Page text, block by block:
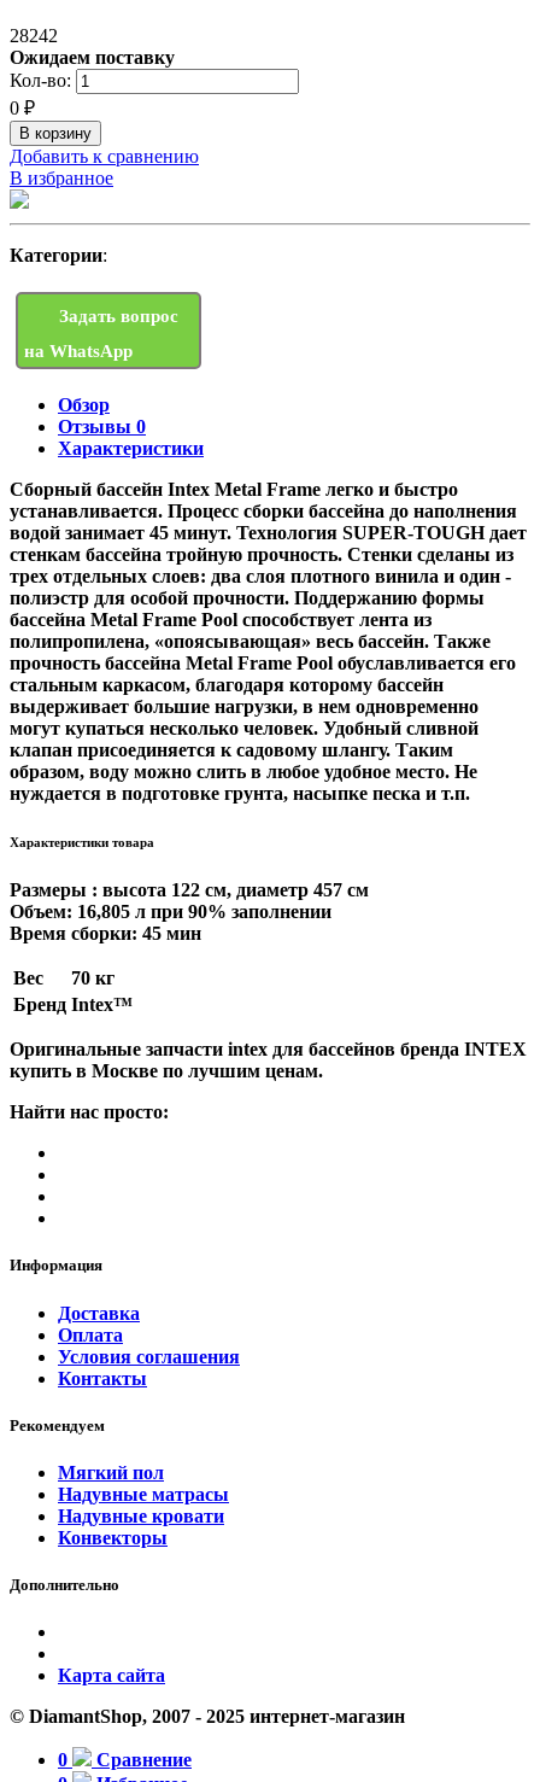
28242
Ожидаем поставку
Кол-во:
0 ₽
Добавить к сравнению
В избранное
Категории:
Задать вопрос
на WhatsApp
Обзор
Отзывы 0
Характеристики
Сборный бассейн Intex Metal Frame легко и быстро
устанавливается. Процесс сборки бассейна до наполнения
водой занимает 45 минут. Технология SUPER-TOUGH дает
стенкам бассейна тройную прочность. Стенки сделаны из
трех отдельных слоев: два слоя плотного винила и один -
полиэстр для особой прочности. Поддержанию формы
бассейна Metal Frame Pool способствует лента из
полипропилена, «опоясывающая» весь бассейн. Также
прочность бассейна Metal Frame Pool обуславливается его
стальным каркасом, благодаря которому бассейн
выдерживает большие нагрузки, в нем одновременно
могут купаться несколько человек. Удобный сливной
клапан присоединяется к садовому шлангу. Таким
образом, воду можно слить в любое удобное место. Не
нуждается в подготовке грунта, насыпке песка и т.п.
Характеристики товара
Размеры : высота 122 см, диаметр 457 см
Объем: 16,805 л при 90% заполнении
Время сборки: 45 мин
Вес
70 кг
Бренд Intex™
Оригинальные запчасти intex для бассейнов бренда INTEX
купить в Москве по лучшим ценам.
Найти нас просто:
Информация
Доставка
Оплата
Условия соглашения
Контакты
Рекомендуем
Мягкий пол
Надувные матрасы
Надувные кровати
Конвекторы
Дополнительно
Карта сайта
© DiamantShop, 2007 - 2025 интернет-магазин
0
Сравнение